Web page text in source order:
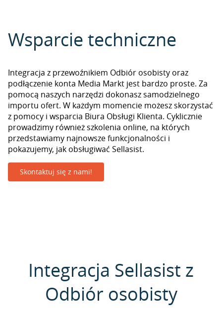
Wsparcie techniczne
Integracja z przewoźnikiem Odbiór osobisty oraz
podłączenie konta Media Markt jest bardzo proste. Za
pomocą naszych narzędzi dokonasz samodzielnego
importu ofert. W każdym momencie możesz skorzystać
z pomocy i wsparcia Biura Obsługi Klienta. Cyklicznie
prowadzimy również szkolenia online, na których
przedstawiamy najnowsze funkcjonalności i
pokazujemy, jak obsługiwać Sellasist.
Skontaktuj się z nami!
Integracja Sellasist z
Odbiór osobisty